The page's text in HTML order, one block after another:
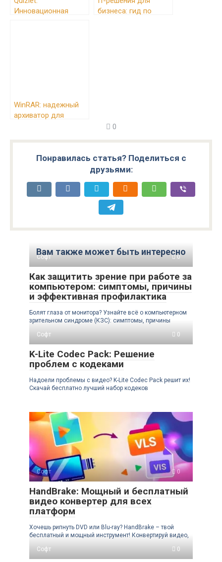
Инновационная
бизнеса: гид по
WinRAR: надежный
архиватор для
0
Понравилась статья? Поделиться с
друзьями:
Вам также может быть интересно
Софт 0
Как защитить зрение при работе за
компьютером: симптомы, причины
и эффективная профилактика
Болят глаза от монитора? Узнайте всё о компьютерном
зрительном синдроме (КЗС): симптомы, причины
Софт
0
K-Lite Codec Pack: Решение
проблем с кодеками
Надоели проблемы с видео? K-Lite Codec Pack решит их!
Скачай бесплатно лучший набор кодеков
Софт 0
HandBrake: Мощный и бесплатный
видео конвертер для всех
платформ
Хочешь рипнуть DVD или Blu-ray? HandBrake – твой
бесплатный и мощный инструмент! Конвертируй видео,
Софт
0